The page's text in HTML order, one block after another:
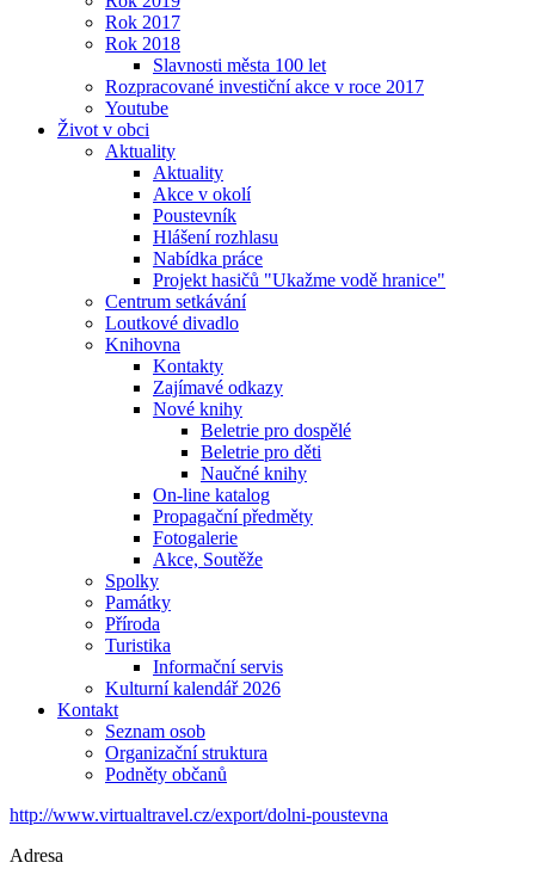
Rok 2017
Rok 2018
Slavnosti města 100 let
Rozpracované investiční akce v roce 2017
Youtube
Život v obci
Aktuality
Aktuality
Akce v okolí
Poustevník
Hlášení rozhlasu
Nabídka práce
Projekt hasičů "Ukažme vodě hranice"
Centrum setkávání
Loutkové divadlo
Knihovna
Kontakty
Zajímavé odkazy
Nové knihy
Beletrie pro dospělé
Beletrie pro děti
Naučné knihy
On-line katalog
Propagační předměty
Fotogalerie
Akce, Soutěže
Spolky
Památky
Příroda
Turistika
Informační servis
Kulturní kalendář 2026
Kontakt
Seznam osob
Organizační struktura
Podněty občanů
http://www.virtualtravel.cz/export/dolni-poustevna
Adresa